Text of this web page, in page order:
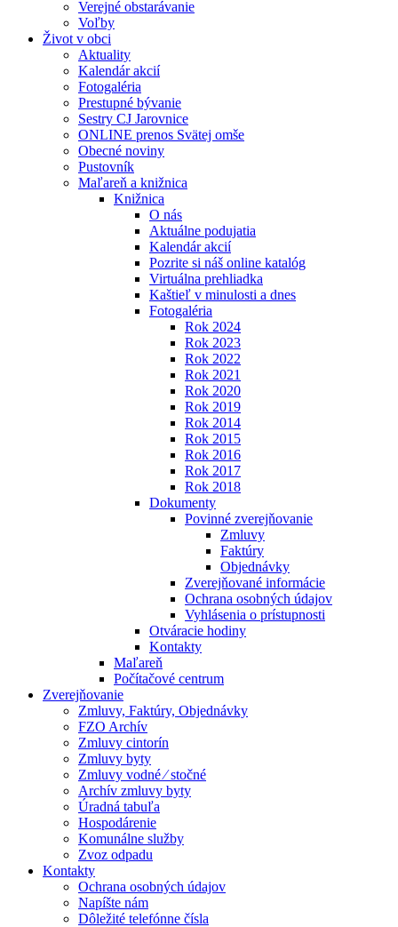
Verejné obstarávanie
Voľby
Život v obci
Aktuality
Kalendár akcií
Fotogaléria
Prestupné bývanie
Sestry CJ Jarovnice
ONLINE prenos Svätej omše
Obecné noviny
Pustovník
Maľareň a knižnica
Knižnica
O nás
Aktuálne podujatia
Kalendár akcií
Pozrite si náš online katalóg
Virtuálna prehliadka
Kaštieľ v minulosti a dnes
Fotogaléria
Rok 2024
Rok 2023
Rok 2022
Rok 2021
Rok 2020
Rok 2019
Rok 2014
Rok 2015
Rok 2016
Rok 2017
Rok 2018
Dokumenty
Povinné zverejňovanie
Zmluvy
Faktúry
Objednávky
Zverejňované informácie
Ochrana osobných údajov
Vyhlásenia o prístupnosti
Otváracie hodiny
Kontakty
Maľareň
Počítačové centrum
Zverejňovanie
Zmluvy, Faktúry, Objednávky
FZO Archív
Zmluvy cintorín
Zmluvy byty
Zmluvy vodné ⁄ stočné
Archív zmluvy byty
Úradná tabuľa
Hospodárenie
Komunálne služby
Zvoz odpadu
Kontakty
Ochrana osobných údajov
Napíšte nám
Dôležité telefónne čísla